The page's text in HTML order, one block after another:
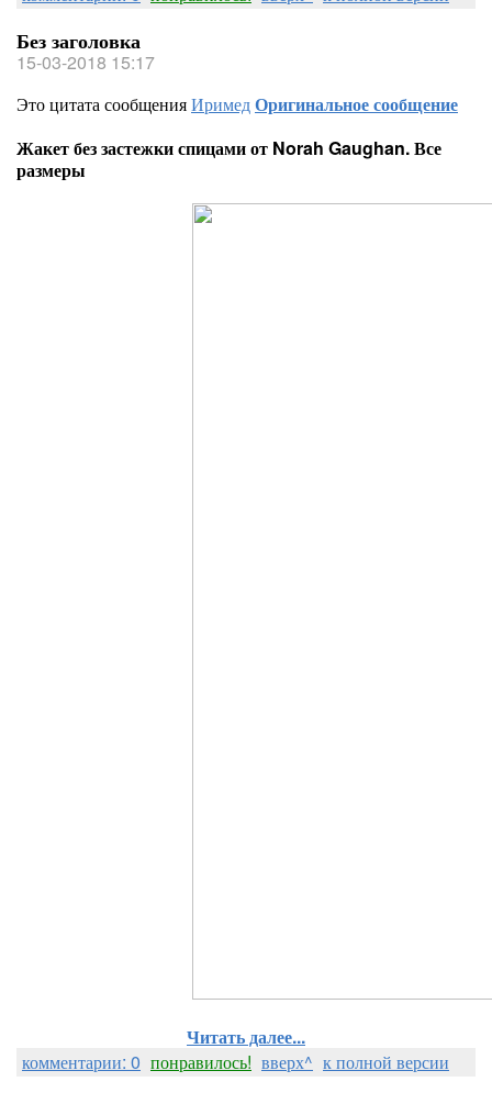
Без заголовка
15-03-2018 15:17
Это цитата сообщенияИримедОригинальное сообщение
Жакет без застежки спицами от Norah Gaughan. Все
размеры
Читать далее...
комментарии: 0 понравилось! вверх^ к полной версии